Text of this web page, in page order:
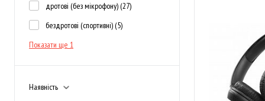
дротові (без мікрофону) (27)
бездротові (спортивні) (5)
Показати ще 1
Наявність
До обраного
В наявності